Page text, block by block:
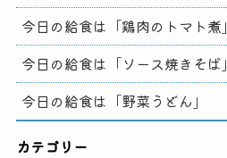
今日の給食は「鶏肉のトマト煮」
今日の給食は「ソース焼きそば」
今日の給食は「野菜うどん」
カテゴリー